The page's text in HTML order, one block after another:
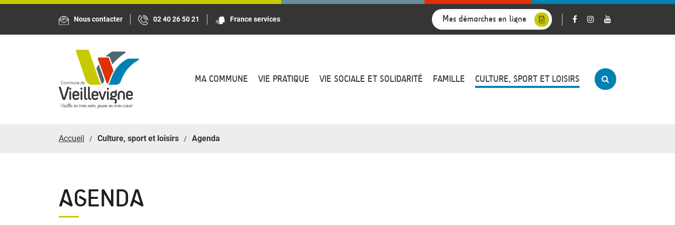
Nous contacter 02 40 26 50 21 France services Mes démarches en ligne
MA COMMUNE VIE PRATIQUE VIE SOCIALE ET SOLIDARITÉ FAMILLE CULTURE, SPORT ET LOISIRS
Accueil Culture, sport et loisirs Agenda
AGENDA
Panneau de gestion des cookies